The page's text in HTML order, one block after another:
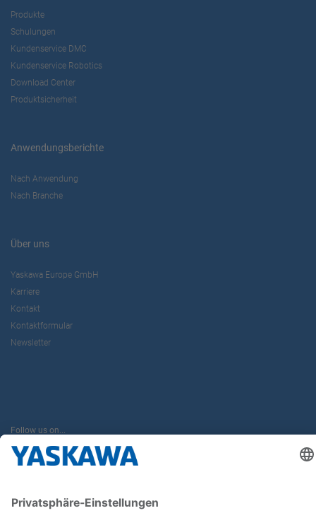
Produkte
Schulungen
Kundenservice DMC
Kundenservice Robotics
Download Center
Produktsicherheit
Anwendungsberichte
Nach Anwendung
Nach Branche
Über uns
Yaskawa Europe GmbH
Karriere
Kontakt
Kontaktformular
Newsletter
Follow us on...